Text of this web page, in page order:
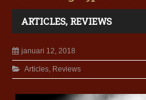
ARTICLES, REVIEWS
januari 12, 2018
Articles, Reviews